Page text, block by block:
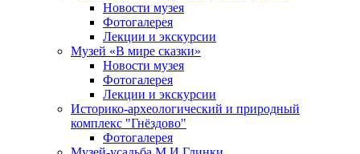
Новости музея
Фотогалерея
Лекции и экскурсии
Музей «В мире сказки»
Новости музея
Фотогалерея
Лекции и экскурсии
Историко-археологический и природный
комплекс "Гнёздово"
Фотогалерея